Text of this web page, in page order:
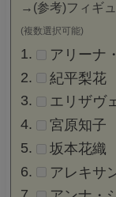
→ (参考)フィギ
(複数選択可能)
アリーナ
紀平梨花
エリザヴ
宮原知子
坂本花織
アレキサ